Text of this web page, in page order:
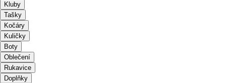
Kluby
Tašky
Kočáry
Kuličky
Boty
Oblečení
Rukavice
Doplňky